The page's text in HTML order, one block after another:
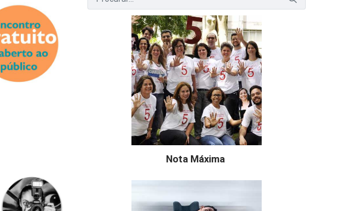
Nota Máxima